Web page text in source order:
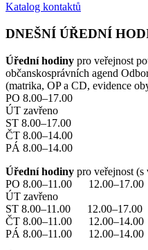
Katalog kontaktů
DNEŠNÍ ÚŘEDNÍ
Úřední hodiny pro veřejnost
občanskosprávních agend
(matrika, OP a CD, evidence
PO 8.00–17.00
ÚT zavřeno
ST 8.00–17.00
ČT 8.00–14.00
PÁ 8.00–14.00
Úřední hodiny pro veřejnost
PO 8.00–11.00 12.00–17.00
ÚT zavřeno
ST 8.00–11.00 12.00–17.00
ČT 8.00–11.00 12.00–14.00
PÁ 8.00–11.00 12.00–14.00